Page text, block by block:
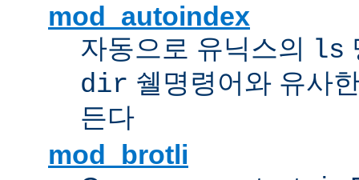
mod_autoindex
자동으로 유닉스의 ls
dir 쉘명령어와 유사
든다
mod_brotli